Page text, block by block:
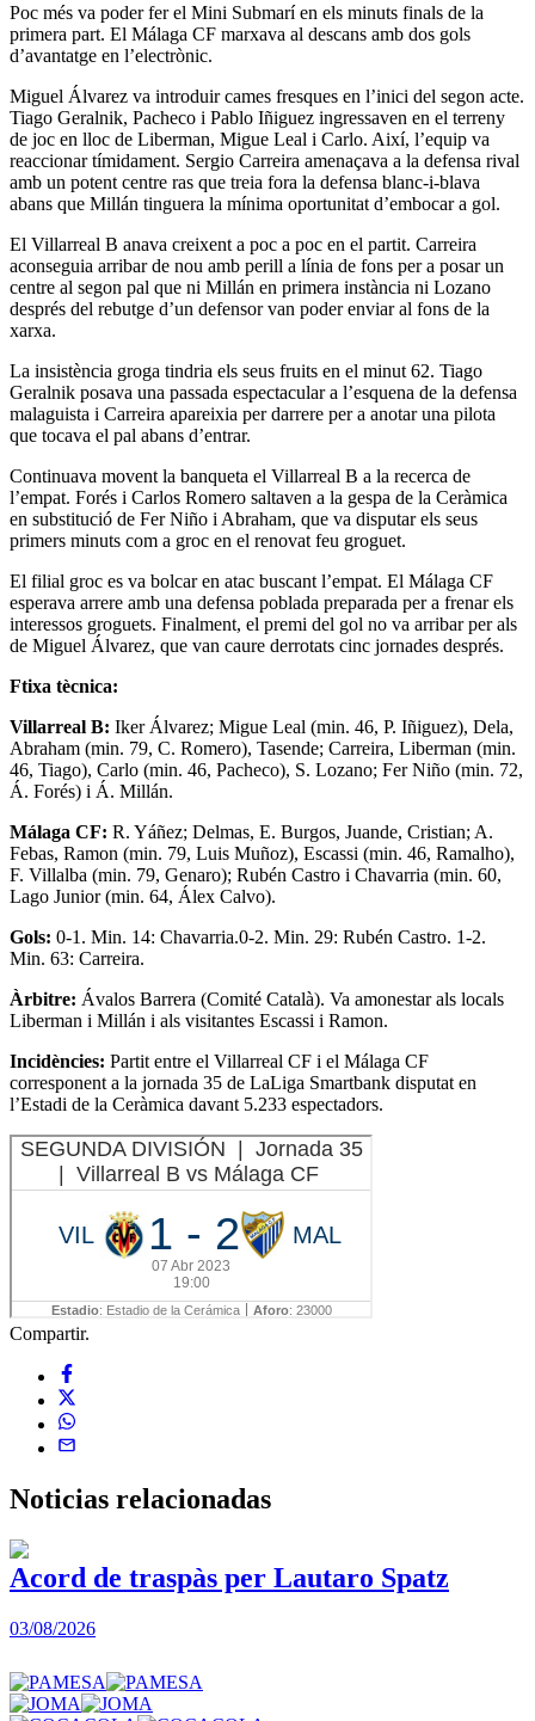
Poc més va poder fer el Mini Submarí en els minuts finals de la
primera part. El Málaga CF marxava al descans amb dos gols
d’avantatge en l’electrònic.
Miguel Álvarez va introduir cames fresques en l’inici del segon acte.
Tiago Geralnik, Pacheco i Pablo Iñiguez ingressaven en el terreny
de joc en lloc de Liberman, Migue Leal i Carlo. Així, l’equip va
reaccionar tímidament. Sergio Carreira amenaçava a la defensa rival
amb un potent centre ras que treia fora la defensa blanc-i-blava
abans que Millán tinguera la mínima oportunitat d’embocar a gol.
El Villarreal B anava creixent a poc a poc en el partit. Carreira
aconseguia arribar de nou amb perill a línia de fons per a posar un
centre al segon pal que ni Millán en primera instància ni Lozano
després del rebutge d’un defensor van poder enviar al fons de la
xarxa.
La insistència groga tindria els seus fruits en el minut 62. Tiago
Geralnik posava una passada espectacular a l’esquena de la defensa
malaguista i Carreira apareixia per darrere per a anotar una pilota
que tocava el pal abans d’entrar.
Continuava movent la banqueta el Villarreal B a la recerca de
l’empat. Forés i Carlos Romero saltaven a la gespa de la Ceràmica
en substitució de Fer Niño i Abraham, que va disputar els seus
primers minuts com a groc en el renovat feu groguet.
El filial groc es va bolcar en atac buscant l’empat. El Málaga CF
esperava arrere amb una defensa poblada preparada per a frenar els
interessos groguets. Finalment, el premi del gol no va arribar per als
de Miguel Álvarez, que van caure derrotats cinc jornades després.
Ftixa tècnica:
Villarreal B: Iker Álvarez; Migue Leal (min. 46, P. Iñiguez), Dela,
Abraham (min. 79, C. Romero), Tasende; Carreira, Liberman (min.
46, Tiago), Carlo (min. 46, Pacheco), S. Lozano; Fer Niño (min. 72,
Á. Forés) i Á. Millán.
Málaga CF: R. Yáñez; Delmas, E. Burgos, Juande, Cristian; A.
Febas, Ramon (min. 79, Luis Muñoz), Escassi (min. 46, Ramalho),
F. Villalba (min. 79, Genaro); Rubén Castro i Chavarria (min. 60,
Lago Junior (min. 64, Álex Calvo).
Gols: 0-1. Min. 14: Chavarria.0-2. Min. 29: Rubén Castro. 1-2.
Min. 63: Carreira.
Àrbitre: Ávalos Barrera (Comité Català). Va amonestar als locals
Liberman i Millán i als visitantes Escassi i Ramon.
Incidències: Partit entre el Villarreal CF i el Málaga CF
corresponent a la jornada 35 de LaLiga Smartbank disputat en
l’Estadi de la Ceràmica davant 5.233 espectadors.
Compartir.
Noticias relacionadas
Acord de traspàs per Lautaro Spatz
03/08/2026